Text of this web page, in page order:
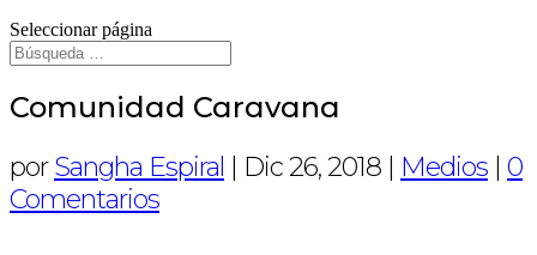
Seleccionar página
Comunidad Caravana
porSangha Espiral | Dic 26, 2018 | Medios | 0
Comentarios